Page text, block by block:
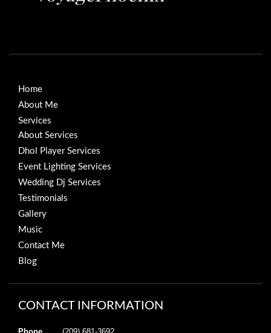
Home
About Me
Services
About Services
Dhol Player Services
Event Lighting Services
Wedding Dj Services
Testimonials
Gallery
Music
Contact Me
Blog
CONTACT INFORMATION